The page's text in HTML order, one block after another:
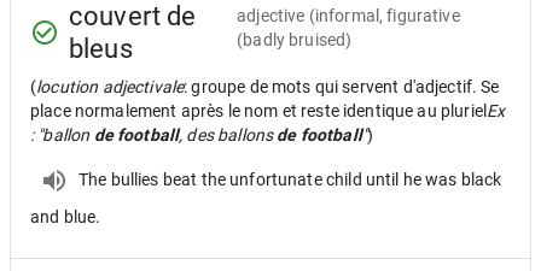
couvert de
bleus
adjective (informal, figurative
(badly bruised)
(locution adjectivale: groupe de mots qui servent d'adjectif. Se
place normalement après le nom et reste identique au pluriel Ex
: "ballon de football, des ballonsde football")
The bullies beat the unfortunate child until he was black
and blue.